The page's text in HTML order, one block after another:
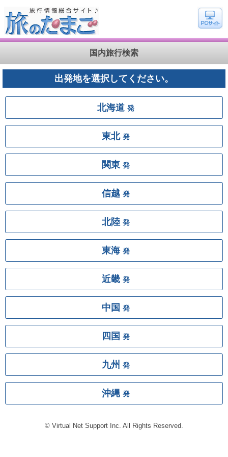
国内旅行検索
出発地を選択してください。
北海道発
東北発
関東発
信越発
北陸発
東海発
近畿発
中国発
四国発
九州発
沖縄発
© Virtual Net Support Inc. All Rights Reserved.